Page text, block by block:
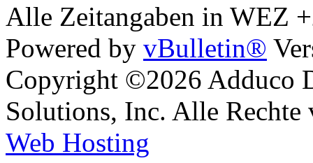
Alle Zeitangaben in WEZ
Powered by vBulletin®
Copyright ©2026 Adduco
Solutions, Inc. Alle Rechte
Web Hosting